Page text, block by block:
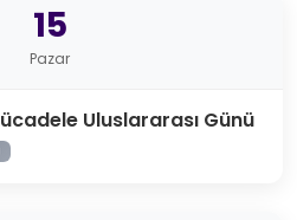
15
Pazar
Uluslararası Günü